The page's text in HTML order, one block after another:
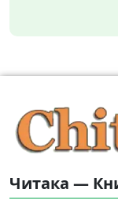
Читака —